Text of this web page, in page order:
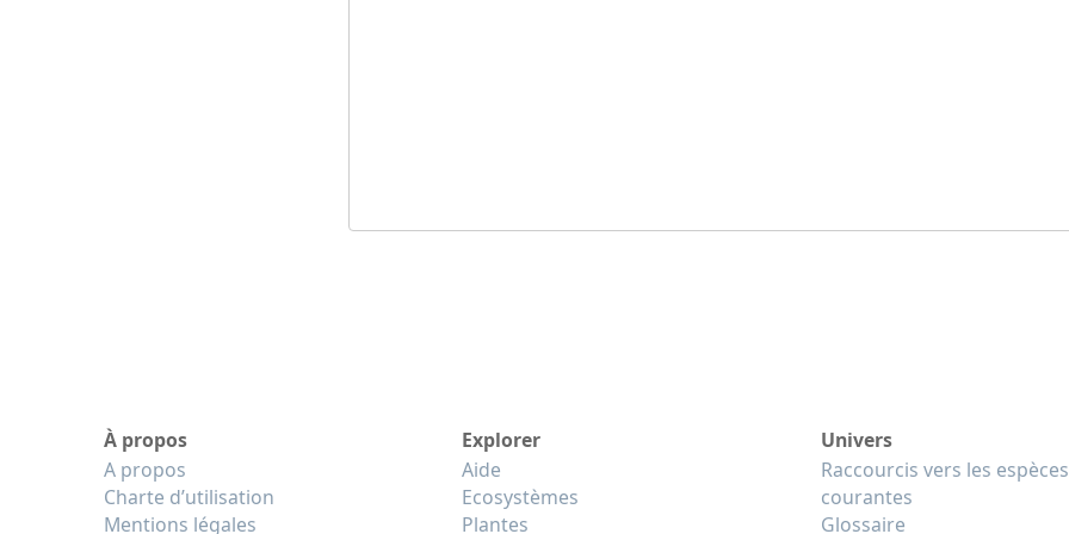
À propos
A propos
Charte d’utilisation
Mentions légales
Explorer
Aide
Ecosystèmes
Plantes
Univers
Raccourcis vers les espèces
courantes
Glossaire